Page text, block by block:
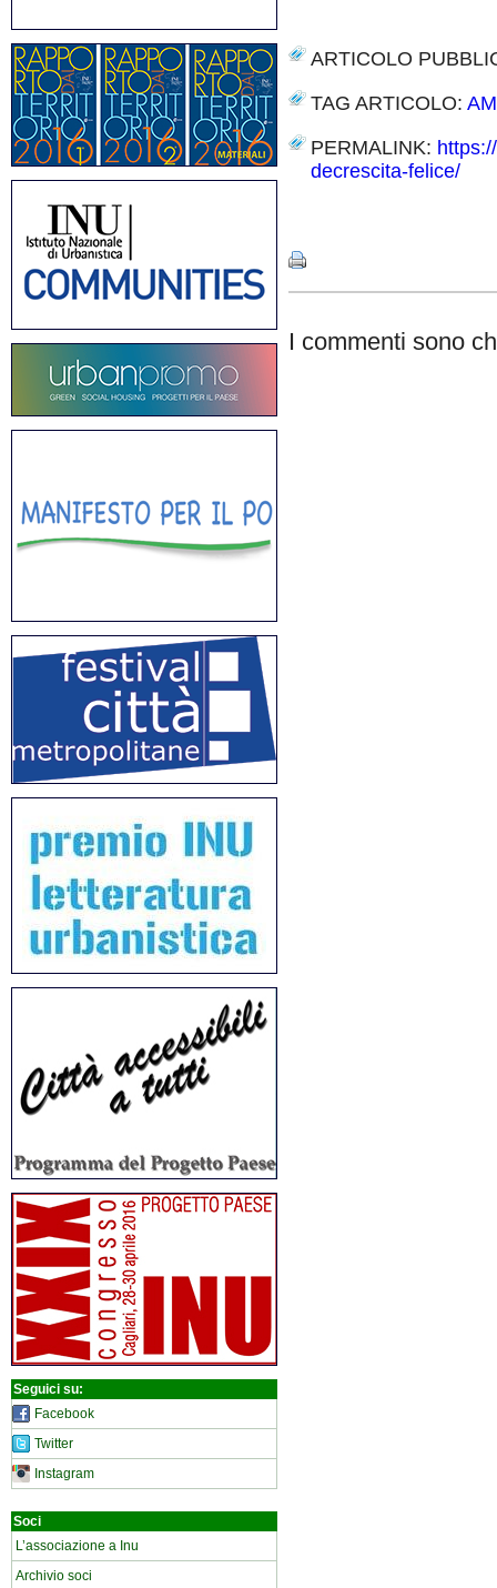
Seguici su:
Facebook
Twitter
Instagram
Soci
L’associazione a Inu
Archivio soci
ARTICOLO
TAG ARTICOLO:
PERMALINK:
decrescita-felice/
I commenti sono